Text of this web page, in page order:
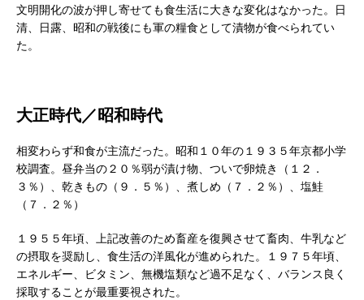
文明開化の波が押し寄せても食生活に大きな変化はなかった。日
清、日露、昭和の戦後にも軍の糧食として漬物が食べられてい
た。
大正時代／昭和時代
相変わらず和食が主流だった。昭和１０年の１９３５年京都小学
校調査。昼弁当の２０％弱が漬け物、ついで卵焼き（１２．
３％）、乾きもの（９．５％）、煮しめ（７．２％）、塩鮭
（７．２％）
１９５５年頃、上記改善のため畜産を復興させて畜肉、牛乳など
の摂取を奨励し、食生活の洋風化が進められた。１９７５年頃、
エネルギー、ビタミン、無機塩類など過不足なく、バランス良く
採取することが最重要視された。